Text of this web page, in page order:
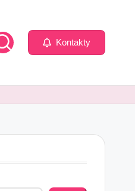
Kontakty